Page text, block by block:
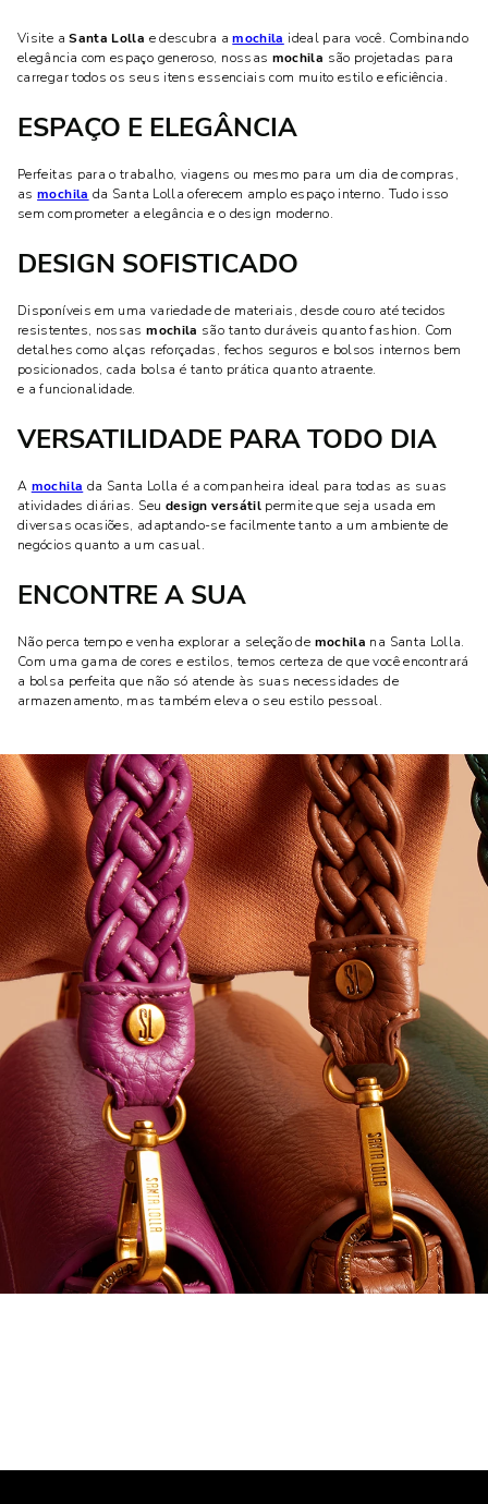
Visite aSanta Lolla e descubra amochila ideal para você. Combinando
elegância com espaço generoso, nossas mochila são projetadas para
carregar todos os seus itens essenciais com muito estilo e eficiência.
ESPAÇO E ELEGÂNCIA
Perfeitas para o trabalho, viagens ou mesmo para um dia de compras,
asmochila da Santa Lolla oferecem amplo espaço interno. Tudo isso
sem comprometer a elegância e o design moderno.
DESIGN SOFISTICADO
Disponíveis em uma variedade de materiais, desde couro até tecidos
resistentes, nossasmochila são tanto duráveis quanto fashion. Com
detalhes como alças reforçadas, fechos seguros e bolsos internos bem
posicionados, cada bolsa é tanto prática quanto atraente.
e a funcionalidade.
VERSATILIDADE PARA TODO DIA
A mochila da Santa Lolla é a companheira ideal para todas as suas
atividades diárias. Seu design versátil permite que seja usada em
diversas ocasiões, adaptando-se facilmente tanto a um ambiente de
negócios quanto a um casual.
ENCONTRE A SUA
Não perca tempo e venha explorar a seleção de mochila na Santa Lolla.
Com uma gama de cores e estilos, temos certeza de que você encontrará
a bolsa perfeita que não só atende às suas necessidades de
armazenamento, mas também eleva o seu estilo pessoal.